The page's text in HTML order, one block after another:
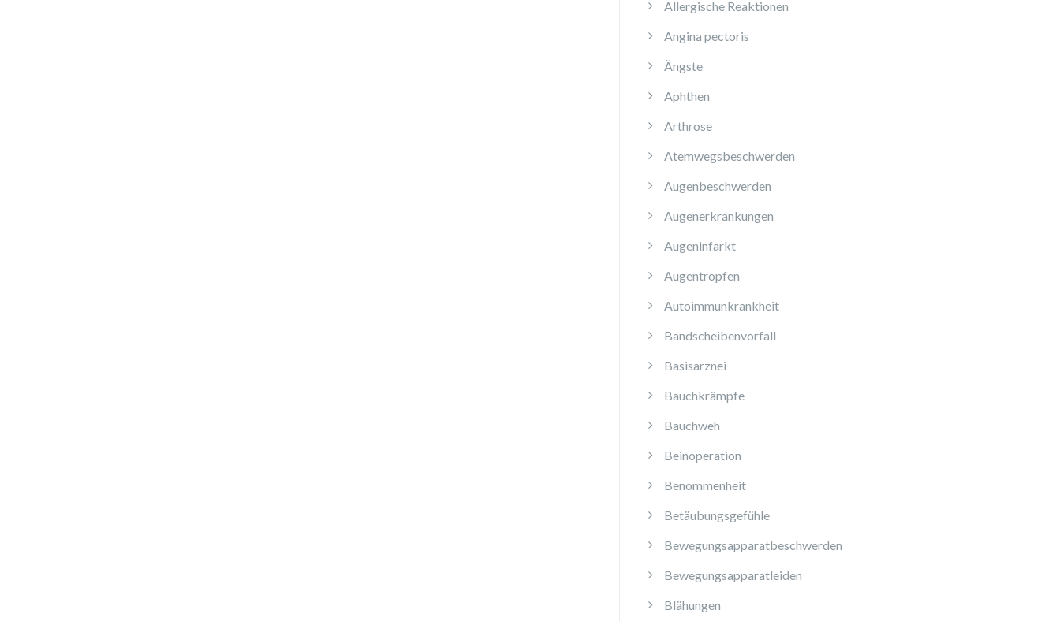
Allergische Reaktionen
Angina pectoris
Ängste
Aphthen
Arthrose
Atemwegsbeschwerden
Augenbeschwerden
Augenerkrankungen
Augeninfarkt
Augentropfen
Autoimmunkrankheit
Bandscheibenvorfall
Basisarznei
Bauchkrämpfe
Bauchweh
Beinoperation
Benommenheit
Betäubungsgefühle
Bewegungsapparatbeschwerden
Bewegungsapparatleiden
Blähungen